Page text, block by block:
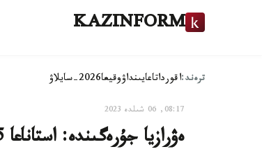
KAZINFORM
ترەند:اقورداتاعايىنداۋوقيعا2026-سايلاۋ
08:17, 06 شىلدە 2023
ەۋرازيا جۇرەگىندە: استاناعا 25 جىل